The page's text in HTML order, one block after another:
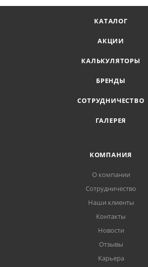
КАТАЛОГ
АКЦИИ
КАЛЬКУЛЯТОРЫ
БРЕНДЫ
СОТРУДНИЧЕСТВО
ГАЛЕРЕЯ
КОМПАНИЯ
О компании
Сотрудничество
Наши клиенты
Контакты
Новости
Отзывы
Карьера